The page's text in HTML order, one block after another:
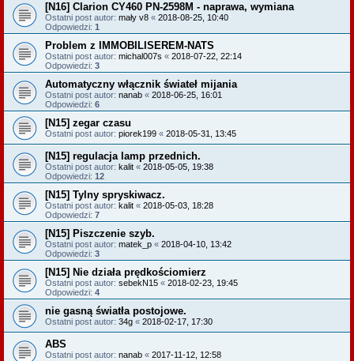
[N16] Clarion CY460 PN-2598M - naprawa, wymiana
Ostatni post autor: mały v8 « 2018-08-25, 10:40
Odpowiedzi: 1
Problem z IMMOBILISEREM-NATS
Ostatni post autor: michal007s « 2018-07-22, 22:14
Odpowiedzi: 3
Automatyczny włącznik świateł mijania
Ostatni post autor: nanab « 2018-06-25, 16:01
Odpowiedzi: 6
[N15] zegar czasu
Ostatni post autor: piorek199 « 2018-05-31, 13:45
[N15] regulacja lamp przednich.
Ostatni post autor: kalit « 2018-05-05, 19:38
Odpowiedzi: 12
[N15] Tylny spryskiwacz.
Ostatni post autor: kalit « 2018-05-03, 18:28
Odpowiedzi: 7
[N15] Piszczenie szyb.
Ostatni post autor: matek_p « 2018-04-10, 13:42
Odpowiedzi: 3
[N15] Nie działa prędkościomierz
Ostatni post autor: sebekN15 « 2018-02-23, 19:45
Odpowiedzi: 4
nie gasną światła postojowe.
Ostatni post autor: 34g « 2018-02-17, 17:30
ABS
Ostatni post autor: nanab « 2017-11-12, 12:58